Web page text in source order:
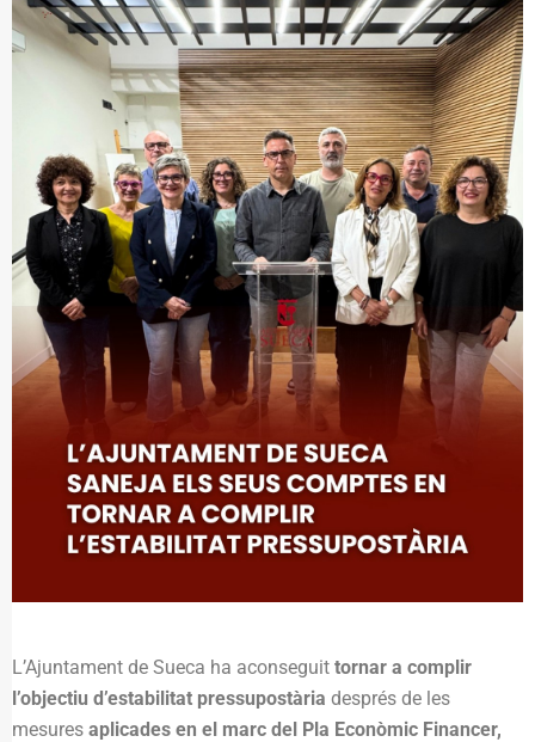
L’Ajuntament de Sueca ha aconseguit tornar a complir
l’objectiu d’estabilitat pressupostària després de les
mesures aplicades en el marc del Pla Econòmic Financer,